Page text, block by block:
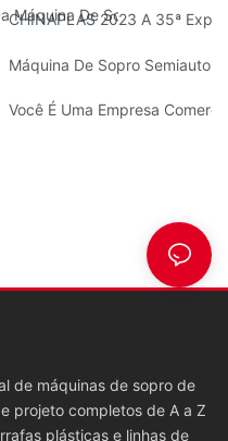
Máquina De Sopro De
CHINAPLAS 2023 A 35ª
Máquina De Sopro
ISBM, SBM Ou EBM
Você É Uma Empresa
de máquinas de sopro de
projeto completos de A a Z
plásticas e linhas de